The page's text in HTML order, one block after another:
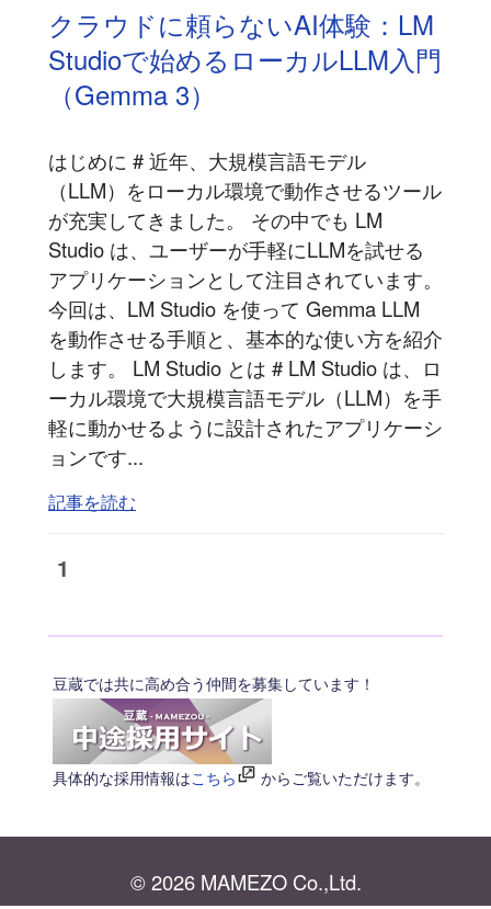
クラウドに頼らないAI体験：LM
Studioで始めるローカルLLM入門
（Gemma 3）
はじめに # 近年、大規模言語モデル
（LLM）をローカル環境で動作させるツール
が充実してきました。 その中でも LM
Studio は、ユーザーが手軽にLLMを試せる
アプリケーションとして注目されています。
今回は、LM Studio を使って Gemma LLM
を動作させる手順と、基本的な使い方を紹介
します。 LM Studio とは # LM Studio は、ロ
ーカル環境で大規模言語モデル（LLM）を手
軽に動かせるように設計されたアプリケーシ
ョンです...
記事を読む
1
豆蔵では共に高め合う仲間を募集しています！
具体的な採用情報はこちら からご覧いただけます。
© 2026 MAMEZO Co.,Ltd.